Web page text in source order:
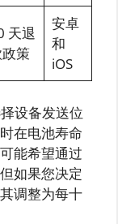
天退
策
安卓
和
iOS
设备发送位
在电池寿命
能希望通过
如果您决定
调整为每十